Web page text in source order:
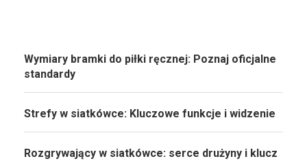
Wymiary bramki do piłki ręcznej: Poznaj oficjalne
standardy
Strefy w siatkówce: Kluczowe funkcje i widzenie
Rozgrywający w siatkówce: serce drużyny i klucz